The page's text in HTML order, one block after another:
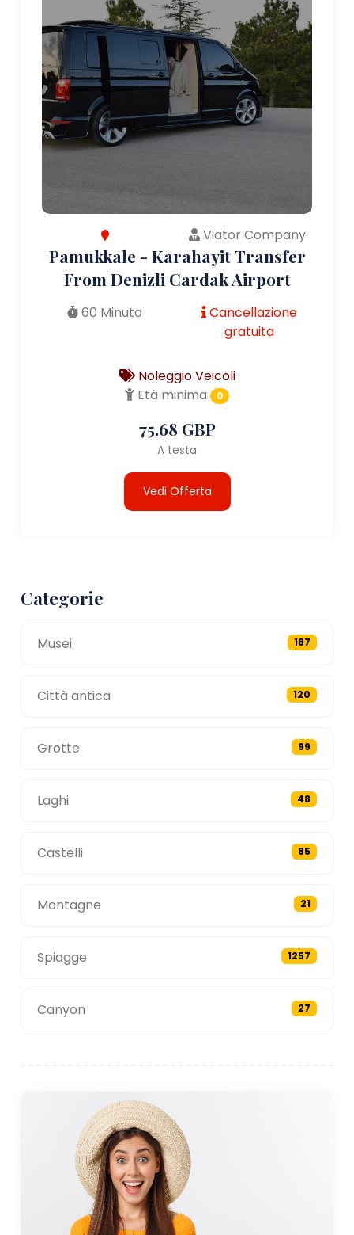
Viator Company
Pamukkale - Karahayit Transfer
From Denizli Cardak Airport
60 Minuto
Cancellazione
gratuita
Noleggio Veicoli
Età minima
0
75.68 GBP
A testa
Vedi Offerta
Categorie
Musei 187
Città antica 120
Grotte 99
Laghi 48
Castelli 85
Montagne 21
Spiagge 1257
Canyon 27